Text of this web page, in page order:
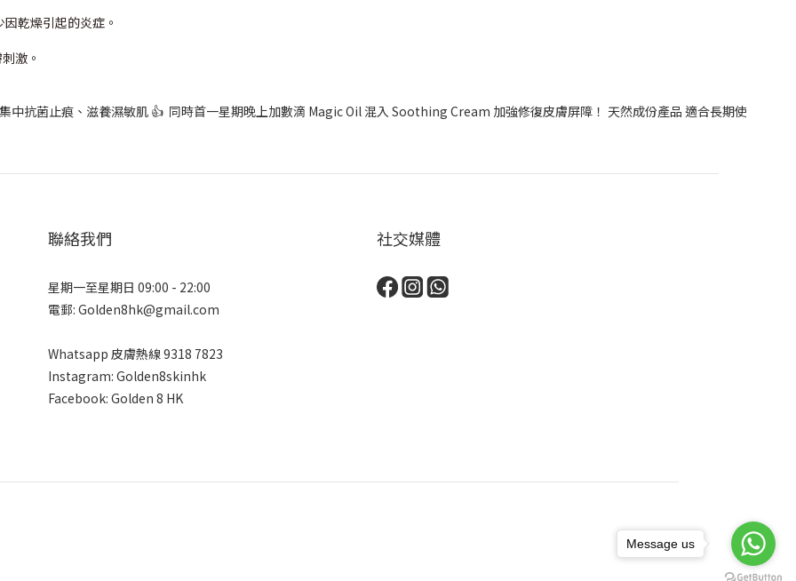
乾燥引起的炎症。
激。
抗菌止痕、滋養濕敏肌 👍 同時首一星期晚上加數滴 Magic Oil 混入 Soothing Cream 加強修復皮膚屏障！ 天然成份產品 適合長期使
聯絡我們
星期一至星期日 09:00 - 22:00
電郵: Golden8hk@gmail.com
Whatsapp 皮膚熱線 9318 7823
Instagram: Golden8skinhk
Facebook: Golden 8 HK
社交媒體
Message us